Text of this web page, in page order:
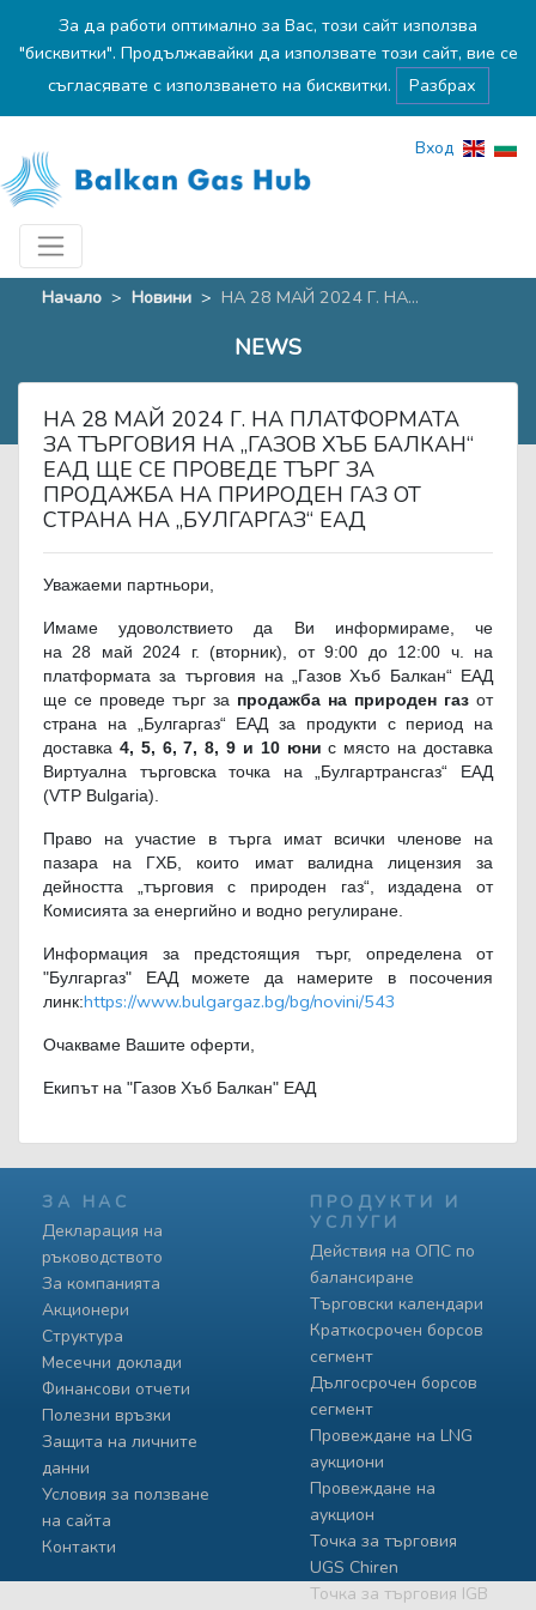
За да работи оптимално за Вас, този сайт използва
"бисквитки". Продължавайки да използвате този сайт, вие се
съгласявате с използването на бисквитки.
Разбрах
Вход
Начало > Новини > НА 28 МАЙ 2024 Г. НА...
NEWS
НА 28 МАЙ 2024 Г. НА ПЛАТФОРМАТА
ЗА ТЪРГОВИЯ НА „ГАЗОВ ХЪБ БАЛКАН“
ЕАД ЩЕ СЕ ПРОВЕДЕ ТЪРГ ЗА
ПРОДАЖБА НА ПРИРОДЕН ГАЗ ОТ
СТРАНА НА „БУЛГАРГАЗ“ ЕАД
Уважаеми партньори,
Имаме удоволствието да Ви информираме, че
на 28 май 2024 г. (вторник), от 9:00 до 12:00 ч. на
платформата за търговия на „Газов Хъб Балкан“ ЕАД
ще се проведе търг за продажба на природен газ от
страна на „Булгаргаз“ ЕАД за продукти с период на
доставка 4, 5, 6, 7, 8, 9 и 10 юнис място на доставка
Виртуална търговска точка на „Булгартрансгаз“ ЕАД
(VTP Bulgaria).
Право на участие в търга имат всички членове на
пазара на ГХБ, които имат валидна лицензия за
дейността „търговия с природен газ“, издадена от
Комисията за енергийно и водно регулиране.
Информация за предстоящия търг, определена от
"Булгаргаз" ЕАД можете да намерите в посочения
линк:https://www.bulgargaz.bg/bg/novini/543
Очакваме Вашите оферти,
Екипът на "Газов Хъб Балкан" ЕАД
ЗА НАС
Декларация на
ръководството
За компанията
Акционери
Структура
Месечни доклади
Финансови отчети
Полезни връзки
Защита на личните
данни
Условия за ползване
на сайта
Контакти
ПРОДУКТИ И
УСЛУГИ
Действия на ОПС по
балансиране
Търговски календари
Краткосрочен борсов
сегмент
Дългосрочен борсов
сегмент
Провеждане на LNG
аукциони
Провеждане на
аукцион
Точка за търговия
UGS Chiren
Точка за търговия IGB